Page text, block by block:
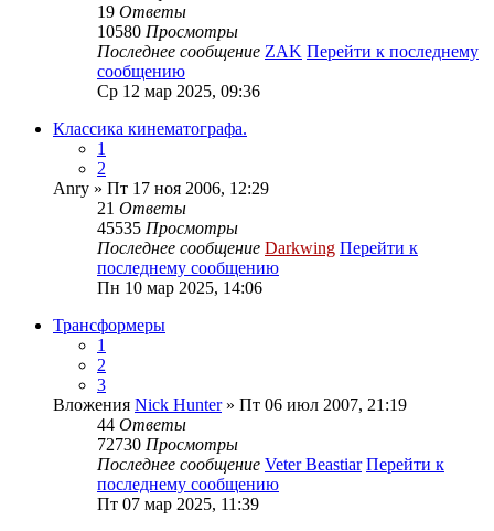
19 Ответы
10580 Просмотры
Последнее сообщение ZAK Перейти к последнему
сообщению
Ср 12 мар 2025, 09:36
Классика кинематографа.
1
2
Anry » Пт 17 ноя 2006, 12:29
21 Ответы
45535 Просмотры
Последнее сообщение Darkwing Перейти к
последнему сообщению
Пн 10 мар 2025, 14:06
Трансформеры
1
2
3
Вложения Nick Hunter» Пт 06 июл 2007, 21:19
44 Ответы
72730 Просмотры
Последнее сообщение Veter Beastiar Перейти к
последнему сообщению
Пт 07 мар 2025, 11:39